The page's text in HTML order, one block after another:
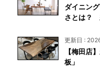
ダイニン
さとは？
更新日 :
【梅田店
板」